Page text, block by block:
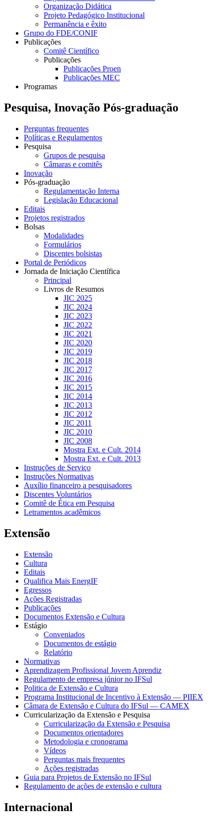
Organização Didática
Projeto Pedagógico Institucional
Permanência e êxito
Grupo do FDE/CONIF
Publicações
Comitê Científico
Publicações
Publicações Proen
Publicações MEC
Programas
Pesquisa, Inovação Pós-graduação
Perguntas frequentes
Políticas e Regulamentos
Pesquisa
Grupos de pesquisa
Câmaras e comitês
Inovação
Pós-graduação
Regulamentação Interna
Legislação Educacional
Editais
Projetos registrados
Bolsas
Modalidades
Formulários
Discentes bolsistas
Portal de Periódicos
Jornada de Iniciação Científica
Principal
Livros de Resumos
JIC 2025
JIC 2024
JIC 2023
JIC 2022
JIC 2021
JIC 2020
JIC 2019
JIC 2018
JIC 2017
JIC 2016
JIC 2015
JIC 2014
JIC 2013
JIC 2012
JIC 2011
JIC 2010
JIC 2008
Mostra Ext. e Cult. 2014
Mostra Ext. e Cult. 2013
Instruções de Serviço
Instruções Normativas
Auxílio financeiro a pesquisadores
Discentes Voluntários
Comitê de Ética em Pesquisa
Letramentos acadêmicos
Extensão
Extensão
Cultura
Editais
Qualifica Mais EnergIF
Egressos
Ações Registradas
Publicações
Documentos Extensão e Cultura
Estágio
Conveniados
Documentos de estágio
Relatório
Normativas
Aprendizagem Profissional Jovem Aprendiz
Regulamento de empresa júnior no IFSul
Politica de Extensão e Cultura
Programa Institucional de Incentivo à Extensão — PIIEX
Câmara de Extensão e Cultura do IFSul — CAMEX
Curricularização da Extensão e Pesquisa
Curricularização da Extensão e Pesquisa
Documentos orientadores
Metodologia e cronograma
Vídeos
Perguntas mais frequentes
Ações registradas
Guia para Projetos de Extensão no IFSul
Regulamento de ações de extensão e cultura
Internacional